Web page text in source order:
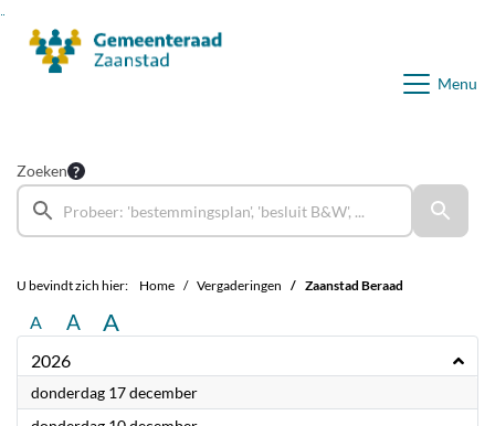
Menu
Zoeken
U bevindt zich hier: Home Vergaderingen Zaanstad Beraad
A A A
2026
donderdag 17 december2026